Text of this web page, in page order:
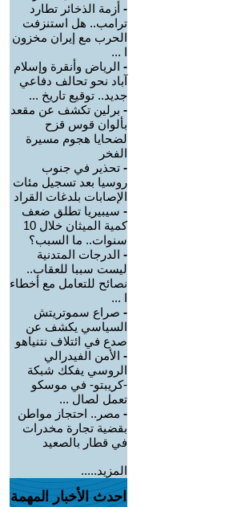
- أزمة الذخائر تطارد
ترامب.. هل استنزفت
الحرب مع إيران مخزون
ا ...
- الرياض وأنقرة وإسلام
آباد نحو تحالف دفاعي
جديد.. توقيع تاريخ ...
- برلين تكشف عن مقعد
بألوان قوس قزح
لضحايا هجوم مسيرة
الفخر
- تحذير في جنوب
روسيا بعد تسجيل مئات
الإصابات بلدغات القراد
- سيبيريا تطلق ضعف
كمية الميثان خلال 10
سنوات.. ما السبب؟
- الدرجات المتدنية
ليست سببا للعقاب..
نصائح للتعامل مع أخطاء
ا ...
- صراع سموتريتش
السياسي يكشف عن
صدع في ائتلاف نتنياهو
- الأمن الفيدرالي
الروسي يفكك شبكة
-كريبتو- في موسكو
تعمل لصال ...
- مصر.. احتجاز مواطن
بقضية تجارة مخدرات
في قطار بالصعيد
المزيد.....
احدث الأخبار المهمة